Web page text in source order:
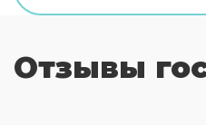
регистрация заезда и
хостела говорит на
Отзывы